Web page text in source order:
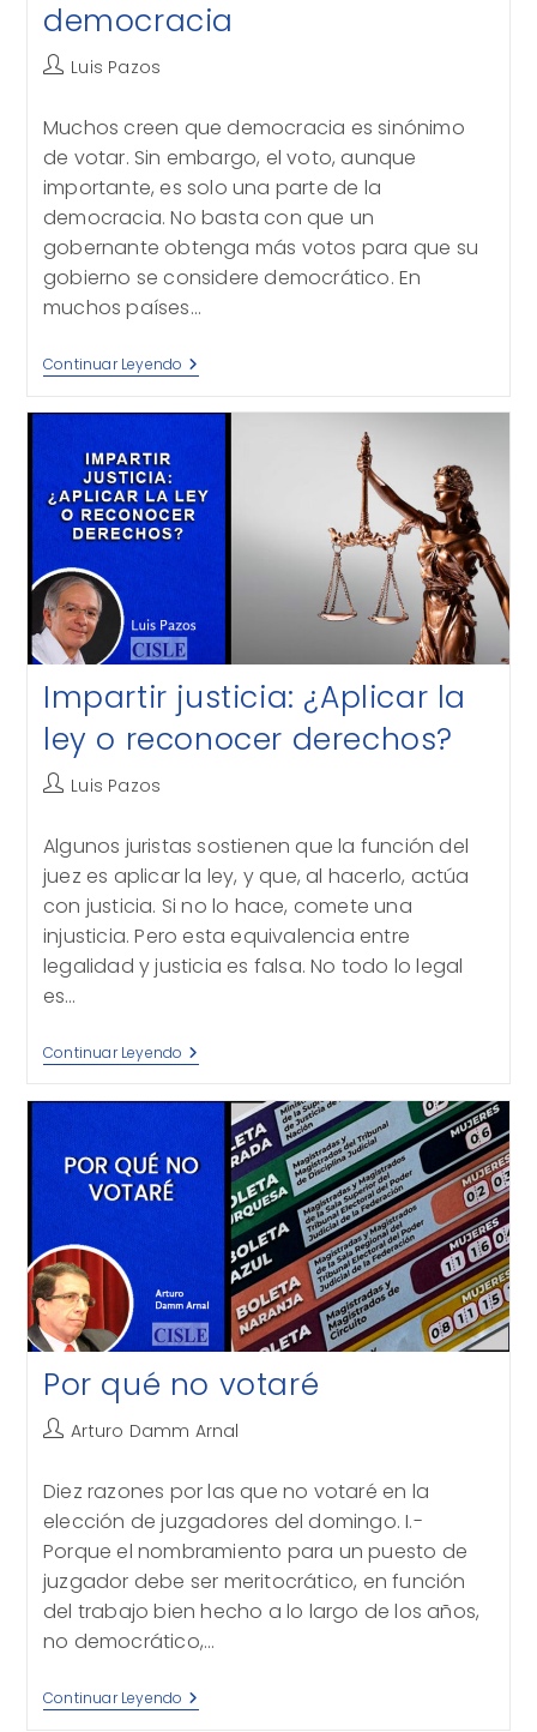
democracia
Autor
la
entrada:
Luis Pazos
Muchos creen que democracia es sinónimo
de votar. Sin embargo, el voto, aunque
importante, es solo una parte de la
democracia. No basta con que un
gobernante obtenga más votos para que su
gobierno se considere democrático. En
muchos países…
Continuar Leyendo Una
Elección
Hace
Impartir justicia: ¿Aplicar la
ley o reconocer derechos?
Autor
la
entrada:
Luis Pazos
Algunos juristas sostienen que la función del
juez es aplicar la ley, y que, al hacerlo, actúa
con justicia. Si no lo hace, comete una
injusticia. Pero esta equivalencia entre
legalidad y justicia es falsa. No todo lo legal
es…
Continuar Leyendo Impartir
Justicia:
La
Ley
Reconocer
Derechos?
Por qué no votaré
Autor
la
entrada:
Arturo Damm Arnal
Diez razones por las que no votaré en la
elección de juzgadores del domingo. I.-
Porque el nombramiento para un puesto de
juzgador debe ser meritocrático, en función
del trabajo bien hecho a lo largo de los años,
no democrático,…
Continuar Leyendo Por
Qué